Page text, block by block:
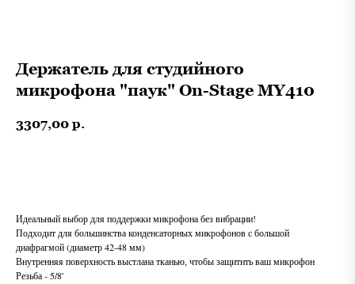
Держатель для студийного
микрофона "паук" On-Stage MY410
3307,00 р.
Идеальный выбор для поддержки микрофона без вибрации!
Подходит для большинства конденсаторных микрофонов с большой
диафрагмой (диаметр 42-48 мм)
Внутренняя поверхность выстлана тканью, чтобы защитить ваш микрофон
Резьба - 5/8'